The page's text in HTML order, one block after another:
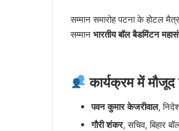
सम्मान समारोह पटना के होटल
सम्मान भारतीय बॉल बैडमिंटन
कार्यक्रम में
पवन कुमार केजरीवाल,
गौरी शंकर, सचिव, बिहार